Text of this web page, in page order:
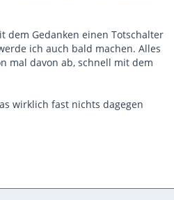
dem Gedanken einen Totschalter
ich auch bald machen. Alles
mal davon ab, schnell mit dem
wirklich fast nichts dagegen